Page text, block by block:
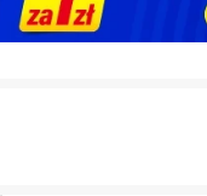
element 1 z 4